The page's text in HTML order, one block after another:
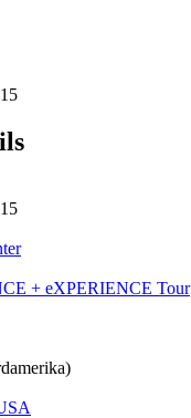
+ eXPERIENCE Tour